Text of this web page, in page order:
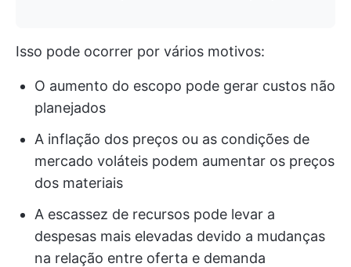
Isso pode ocorrer por vários motivos:
O aumento do escopo pode gerar custos não
planejados
A inflação dos preços ou as condições de
mercado voláteis podem aumentar os preços
dos materiais
A escassez de recursos pode levar a
despesas mais elevadas devido a mudanças
na relação entre oferta e demanda